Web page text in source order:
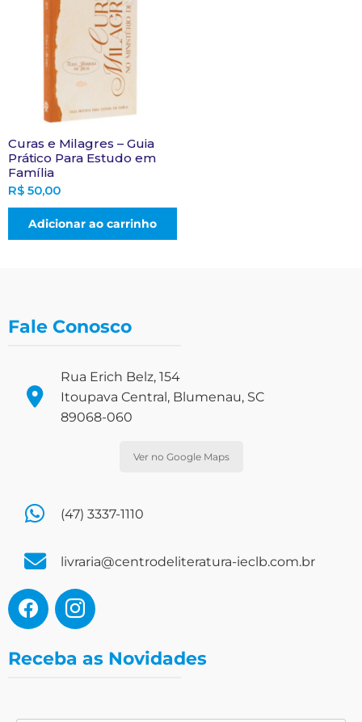
Curas e Milagres – Guia
Prático Para Estudo em
Família
R$ 50,00
Adicionar ao carrinho
Fale Conosco
Rua Erich Belz, 154
Itoupava Central, Blumenau, SC
89068-060
Ver no Google Maps
(47) 3337-1110
livraria@centrodeliteratura-ieclb.com.br
Receba as Novidades